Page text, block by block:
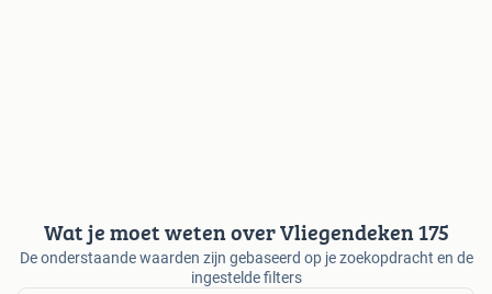
Wat je moet weten over Vliegendeken 175
De onderstaande waarden zijn gebaseerd op je zoekopdracht en de
ingestelde filters